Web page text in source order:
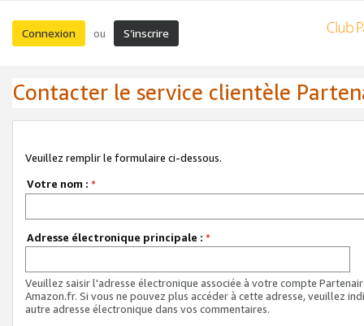
Connexion ou S’inscrire
Contacter le service clientèle
Veuillez remplir le formulaire ci-dessous.
Votre nom : *
Adresse électronique principale : *
Veuillez saisir l'adresse électronique associée à votre compte
Amazon.fr. Si vous ne pouvez plus accéder à cette adresse, veuillez
autre adresse électronique dans vos commentaires.